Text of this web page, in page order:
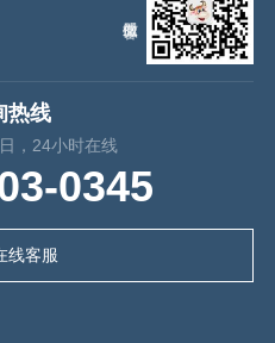
热线
，24小时在线
0345
线客服